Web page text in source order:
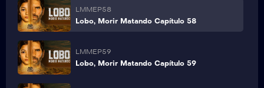
LMMEP58
Lobo, Morir Matando Capítulo 58
LMMEP59
Lobo, Morir Matando Capítulo 59